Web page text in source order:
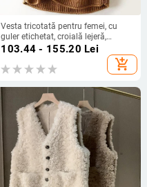
Vesta tricotată pentru femei, cu
guler etichetat, croială lejeră,
primăvara 2025
103.44 - 155.20 Lei
add_shopping_cart